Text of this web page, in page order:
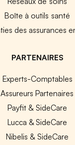
Boîte à outils santé
des assurances
PARTENAIRES
Experts-Comptables
Assureurs Partenaires
Payfit & SideCare
Lucca & SideCare
Nibelis & SideCare